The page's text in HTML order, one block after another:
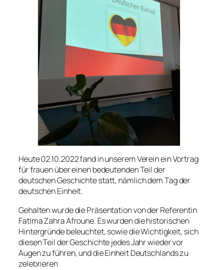
Heute 02.10.2022 fand in unserem Verein ein Vortrag
für frauen über einen bedeutenden Teil der
deutschen Geschichte statt, nämlich dem Tag der
deutschen Einheit.
Gehalten wurde die Präsentation von der Referentin
Fatima Zahra Afroune. Es wurden die historischen
Hintergründe beleuchtet, sowie die Wichtigkeit, sich
diesen Teil der Geschichte jedes Jahr wieder vor
Augen zu führen, und die Einheit Deutschlands zu
zelebrieren